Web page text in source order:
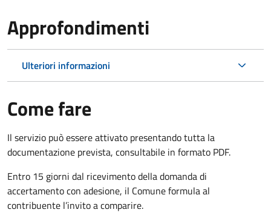
Approfondimenti
Ulteriori informazioni
Come fare
Il servizio può essere attivato presentando tutta la
documentazione prevista, consultabile in formato PDF.
Entro 15 giorni dal ricevimento della domanda di
accertamento con adesione, il Comune formula al
contribuente l’invito a comparire.